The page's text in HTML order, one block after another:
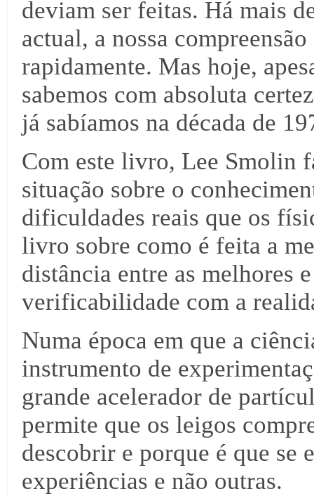
deviam ser feitas. Há mais
actual, a nossa
rapidamente. Mas hoje,
sabemos com absoluta
já sabíamos na década de
Com este livro, Lee Smolin
situação sobre o
dificuldades reais que os
livro sobre como é feita a
distância entre as melhores
verificabilidade com a
Numa época em que a
instrumento de
grande acelerador de
permite que os leigos
descobrir e porque é que se
experiências e não outras.